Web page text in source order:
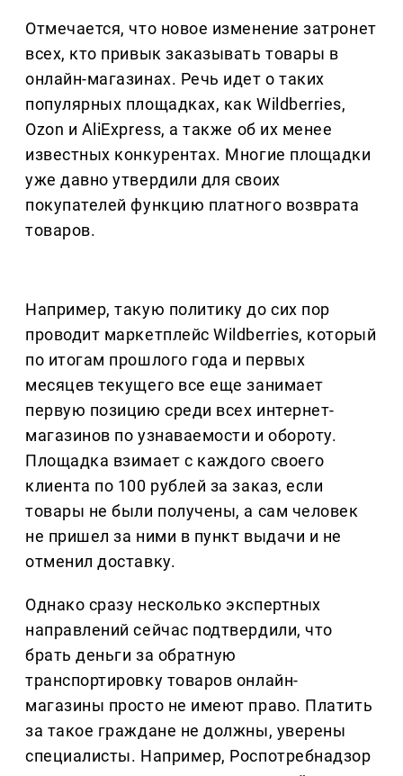
Отмечается, что новое изменение затронет
всех, кто привык заказывать товары в
онлайн-магазинах. Речь идет о таких
популярных площадках, как Wildberries,
Ozon и AliExpress, а также об их менее
известных конкурентах. Многие площадки
уже давно утвердили для своих
покупателей функцию платного возврата
товаров.
Например, такую политику до сих пор
проводит маркетплейс Wildberries, который
по итогам прошлого года и первых
месяцев текущего все еще занимает
первую позицию среди всех интернет-
магазинов по узнаваемости и обороту.
Площадка взимает с каждого своего
клиента по 100 рублей за заказ, если
товары не были получены, а сам человек
не пришел за ними в пункт выдачи и не
отменил доставку.
Однако сразу несколько экспертных
направлений сейчас подтвердили, что
брать деньги за обратную
транспортировку товаров онлайн-
магазины просто не имеют право. Платить
за такое граждане не должны, уверены
специалисты. Например, Роспотребнадзор